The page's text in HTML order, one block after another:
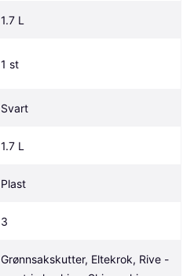
1.7 L
1 st
Svart
1.7 L
Plast
3
Grønnsakskutter, Eltekrok, Rive -